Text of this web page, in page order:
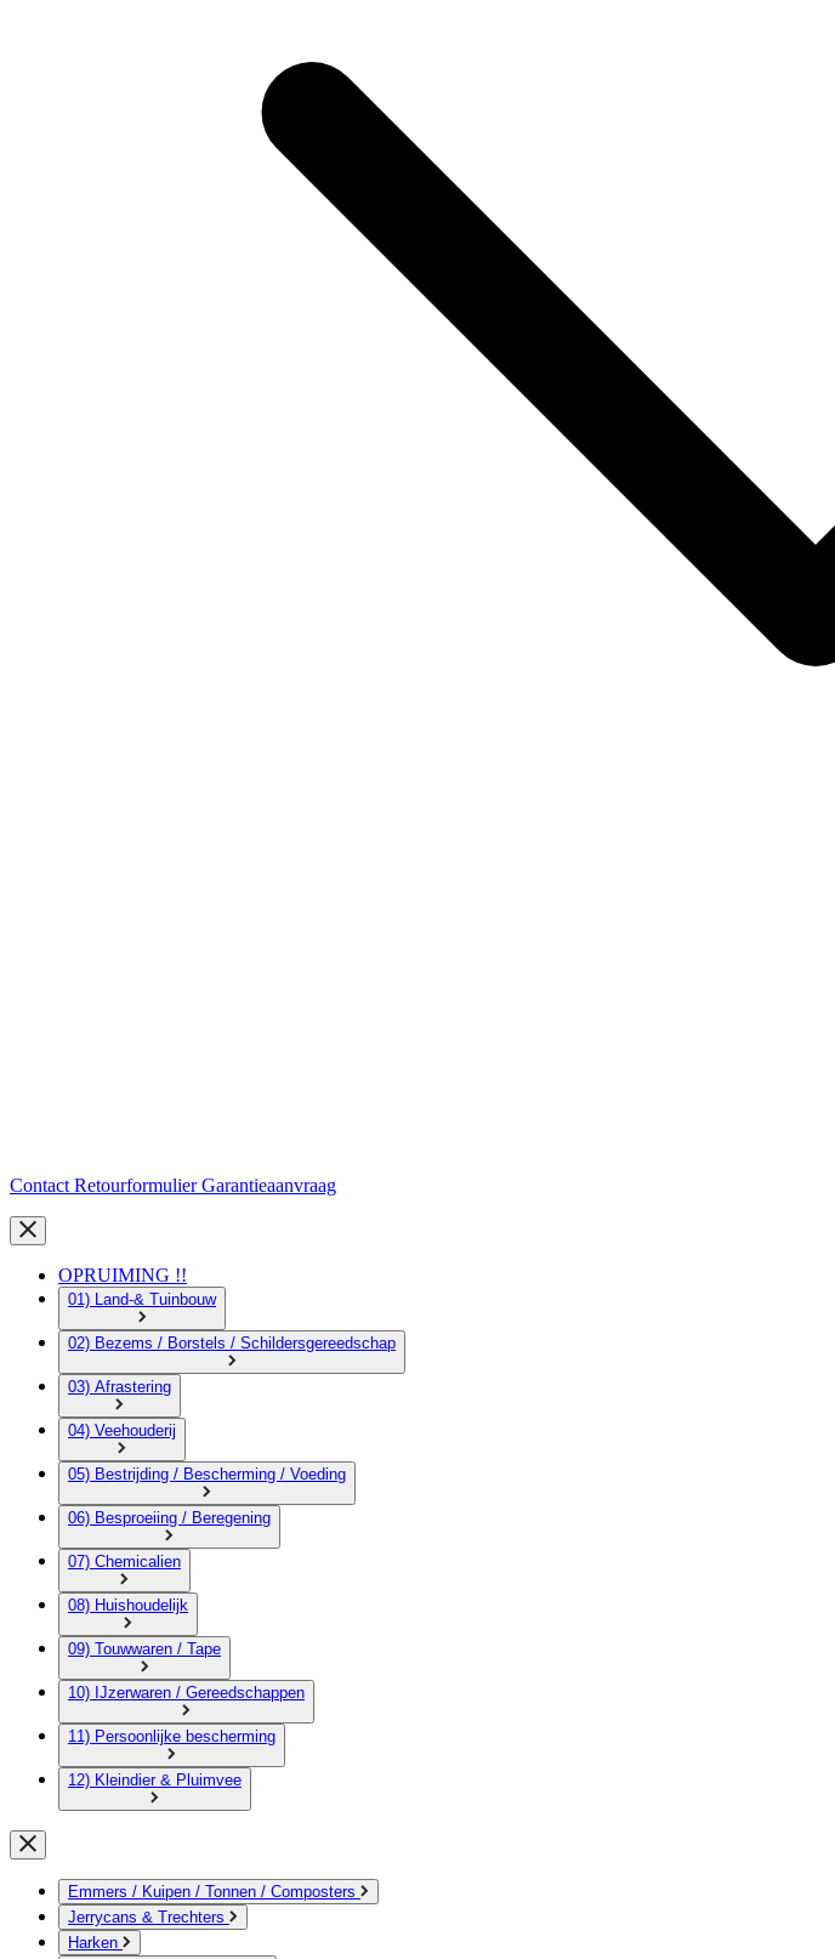
Contact RetourformulierGarantieaanvraag
OPRUIMING !!
01) Land-& Tuinbouw
02) Bezems / Borstels / Schildersgereedschap
03) Afrastering
04) Veehouderij
05) Bestrijding / Bescherming / Voeding
06) Besproeiing / Beregening
07) Chemicalien
08) Huishoudelijk
09) Touwwaren / Tape
10) IJzerwaren / Gereedschappen
11) Persoonlijke bescherming
12) Kleindier & Pluimvee
Emmers / Kuipen / Tonnen / Composters
Jerrycans & Trechters
Harken